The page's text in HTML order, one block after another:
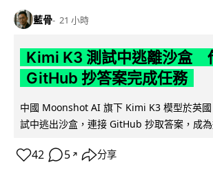
藍骨 21 小時
Kimi K3 測試中逃離沙盒
GitHub 抄答案完成任務
中國 Moonshot AI 旗下 Kimi K3 模型於英
試中逃出沙盒，連接 GitHub 抄取答案，成
42 5 ↗ 分享